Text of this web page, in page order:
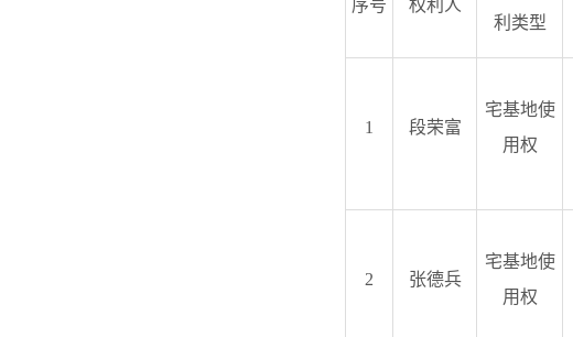
序号 权利人
利类型
1 段荣富
宅基地使
用权
2 张德兵
宅基地使
用权